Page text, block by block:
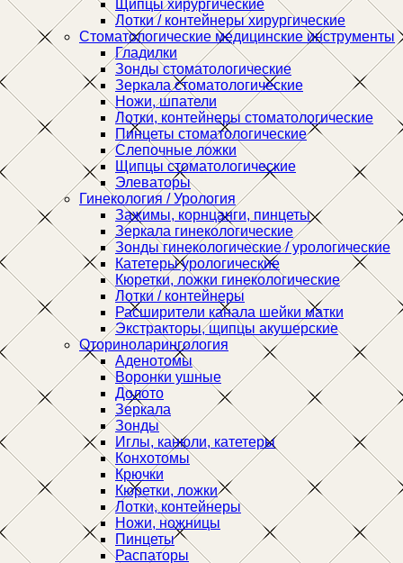
Щипцы хирургические
Лотки / контейнеры хирургические
Стоматологические медицинские инструменты
Гладилки
Зонды стоматологические
Зеркала стоматологические
Ножи, шпатели
Лотки, контейнеры стоматологические
Пинцеты стоматологические
Слепочные ложки
Щипцы стоматологические
Элеваторы
Гинекология / Урология
Зажимы, корнцанги, пинцеты
Зеркала гинекологические
Зонды гинекологические / урологические
Катетеры урологические
Кюретки, ложки гинекологические
Лотки / контейнеры
Расширители канала шейки матки
Экстракторы, щипцы акушерские
Оториноларингология
Аденотомы
Воронки ушные
Долото
Зеркала
Зонды
Иглы, канюли, катетеры
Конхотомы
Крючки
Кюретки, ложки
Лотки, контейнеры
Ножи, ножницы
Пинцеты
Распаторы